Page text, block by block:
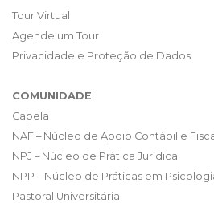
Tour Virtual
Agende um Tour
Privacidade e Proteção de Dados
COMUNIDADE
Capela
NAF – Núcleo de Apoio Contábil e
NPJ – Núcleo de Prática Jurídica
NPP – Núcleo de Práticas em
Pastoral Universitária